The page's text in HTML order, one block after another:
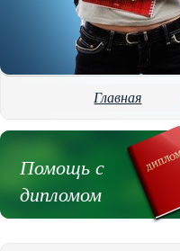
Главная
Помощь с
дипломом